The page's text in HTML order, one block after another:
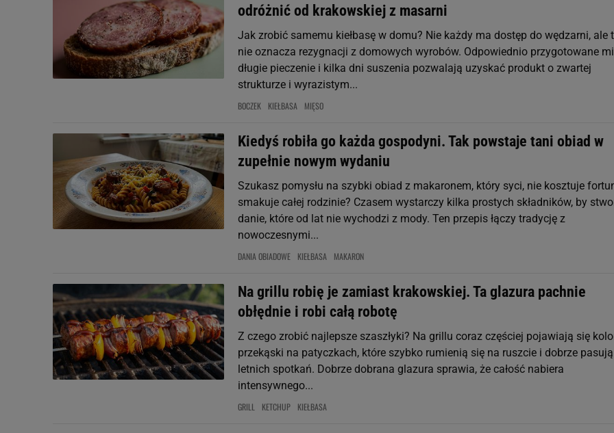
odróżnić od krakowskiej z masarni
Jak zrobić samemu kiełbasę w domu? Nie każdy ma dostęp do wędzarni, ale
nie oznacza rezygnacji z domowych wyrobów. Odpowiednio przygotowane
długie pieczenie i kilka dni suszenia pozwalają uzyskać produkt o zwartej
strukturze i wyrazistym...
BOCZEK KIEŁBASA MIĘSO
Kiedyś robiła go każda gospodyni. Tak powstaje tani obiad w
zupełnie nowym wydaniu
Szukasz pomysłu na szybki obiad z makaronem, który syci, nie kosztuje
smakuje całej rodzinie? Czasem wystarczy kilka prostych składników, by
danie, które od lat nie wychodzi z mody. Ten przepis łączy tradycję z
nowoczesnymi...
DANIA OBIADOWE KIEŁBASA MAKARON
Na grillu robię je zamiast krakowskiej. Ta glazura pachnie
obłędnie i robi całą robotę
Z czego zrobić najlepsze szaszłyki? Na grillu coraz częściej pojawiają się
przekąski na patyczkach, które szybko rumienią się na ruszcie i dobrze
letnich spotkań. Dobrze dobrana glazura sprawia, że całość nabiera
intensywnego...
GRILL KETCHUP KIEŁBASA